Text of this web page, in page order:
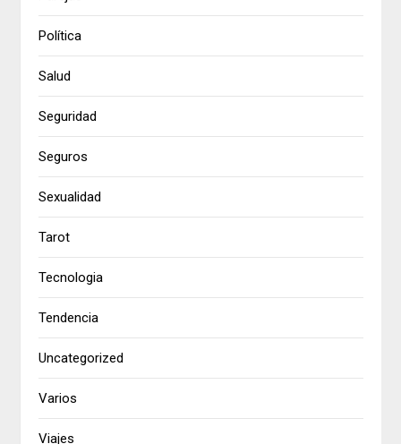
Política
Salud
Seguridad
Seguros
Sexualidad
Tarot
Tecnologia
Tendencia
Uncategorized
Varios
Viajes